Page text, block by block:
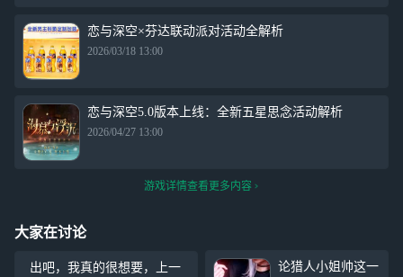
恋与深空×芬达联动派对活动全解析
2026/03/18 13:00
恋与深空5.0版本上线：全新五星思念活动解析
2026/04/27 13:00
游戏详情查看更多内容
大家在讨论
出吧，我真的很想要，上一
论猎人小姐帅这一